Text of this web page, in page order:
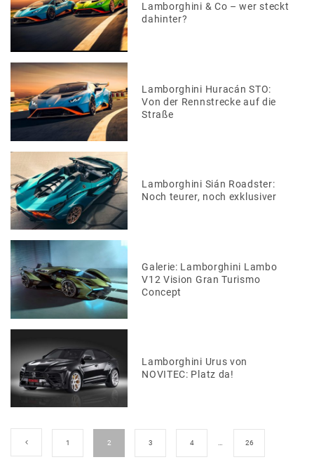
Lamborghini & Co – wer steckt
dahinter?
Lamborghini Huracán STO:
Von der Rennstrecke auf die
Straße
Lamborghini Sián Roadster:
Noch teurer, noch exklusiver
Galerie: Lamborghini Lambo
V12 Vision Gran Turismo
Concept
Lamborghini Urus von
NOVITEC: Platz da!
1 2 3 4 26